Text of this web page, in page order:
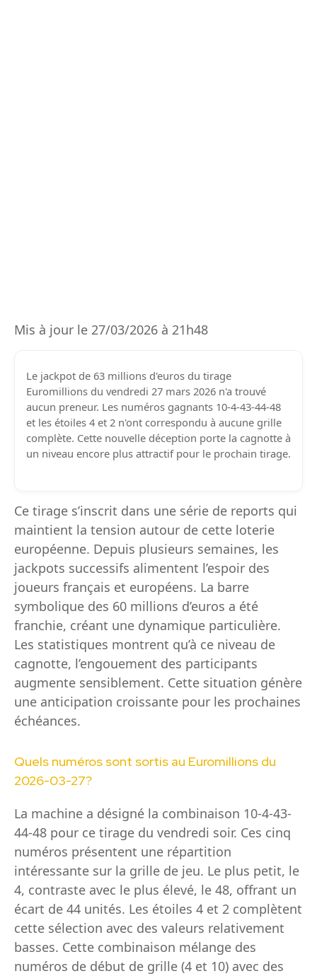
Mis à jour le 27/03/2026 à 21h48
Le jackpot de 63 millions d'euros du tirage
Euromillions du vendredi 27 mars 2026 n'a trouvé
aucun preneur. Les numéros gagnants 10-4-43-44-48
et les étoiles 4 et 2 n'ont correspondu à aucune grille
complète. Cette nouvelle déception porte la cagnotte à
un niveau encore plus attractif pour le prochain tirage.
Ce tirage s’inscrit dans une série de reports qui
maintient la tension autour de cette loterie
européenne. Depuis plusieurs semaines, les
jackpots successifs alimentent l’espoir des
joueurs français et européens. La barre
symbolique des 60 millions d’euros a été
franchie, créant une dynamique particulière.
Les statistiques montrent qu’à ce niveau de
cagnotte, l’engouement des participants
augmente sensiblement. Cette situation génère
une anticipation croissante pour les prochaines
échéances.
Quels numéros sont sortis au Euromillions du
2026-03-27?
La machine a désigné la combinaison 10-4-43-
44-48 pour ce tirage du vendredi soir. Ces cinq
numéros présentent une répartition
intéressante sur la grille de jeu. Le plus petit, le
4, contraste avec le plus élevé, le 48, offrant un
écart de 44 unités. Les étoiles 4 et 2 complètent
cette sélection avec des valeurs relativement
basses. Cette combinaison mélange des
numéros de début de grille (4 et 10) avec des